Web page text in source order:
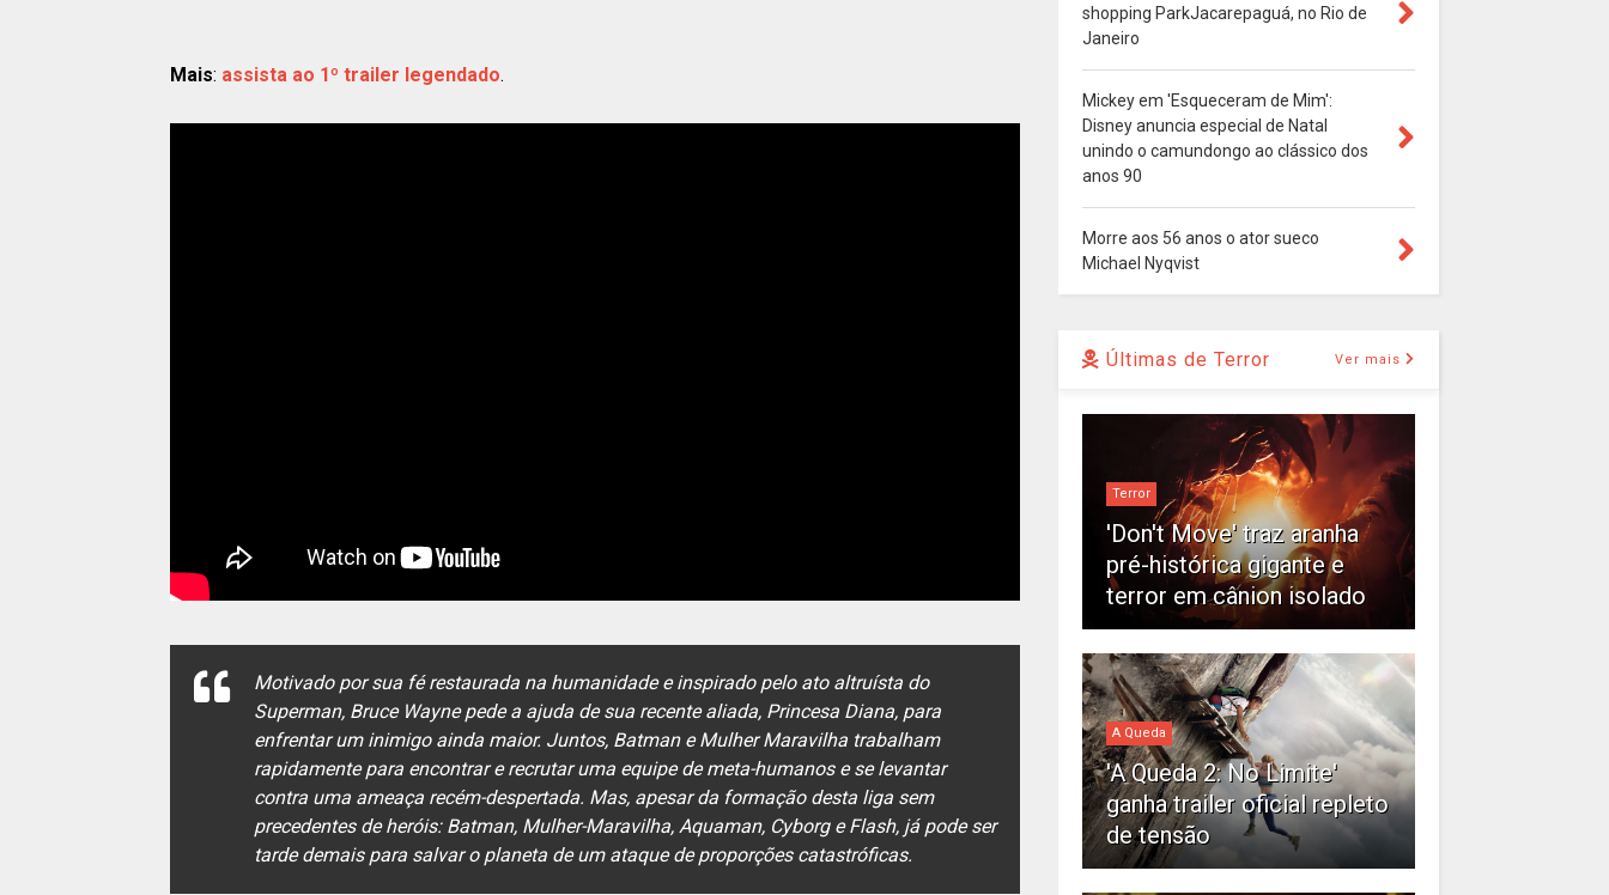
Mais: assista ao 1º trailer legendado.
Motivado por sua fé restaurada na humanidade e inspirado pelo ato altruísta do
Superman, Bruce Wayne pede a ajuda de sua recente aliada, Princesa Diana, para
enfrentar um inimigo ainda maior. Juntos, Batman e Mulher Maravilha trabalham
rapidamente para encontrar e recrutar uma equipe de meta-humanos e se levantar
contra uma ameaça recém-despertada. Mas, apesar da formação desta liga sem
precedentes de heróis: Batman, Mulher-Maravilha, Aquaman, Cyborg e Flash, já pode ser
tarde demais para salvar o planeta de um ataque de proporções catastróficas.
shopping ParkJacarepaguá, no Rio de
Janeiro
Mickey em 'Esqueceram de Mim':
Disney anuncia especial de Natal
unindo o camundongo ao clássico dos
anos 90
Morre aos 56 anos o ator sueco
Michael Nyqvist
Últimas de Terror Ver mais
Terror
'Don't Move' traz aranha
pré-histórica gigante e
terror em cânion isolado
A Queda
'A Queda 2: No Limite'
ganha trailer oficial repleto
de tensão